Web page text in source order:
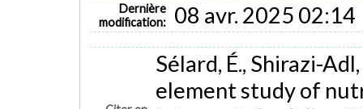
Dernière
modification:
08 avr. 2025 02:14
Sélard, É., Shirazi-
element study of